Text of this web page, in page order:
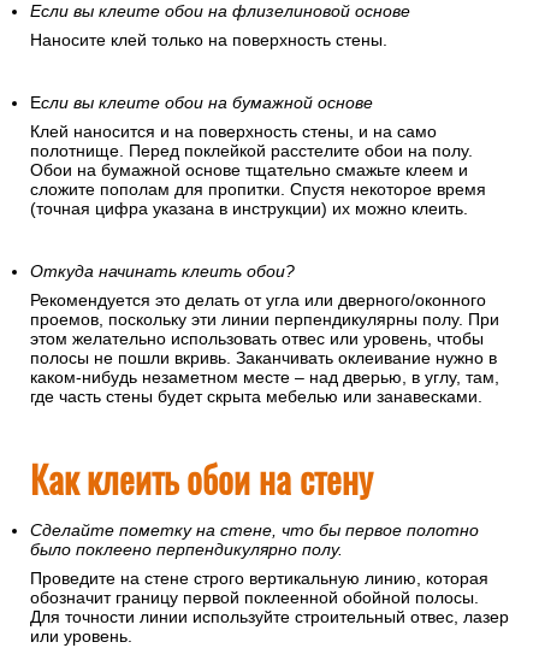
Если вы клеите обои на флизелиновой основе
Наносите клей только на поверхность стены.
Если вы клеите обои на бумажной основе
Клей наносится и на поверхность стены, и на само
полотнище. Перед поклейкой расстелите обои на полу.
Обои на бумажной основе тщательно смажьте клеем и
сложите пополам для пропитки. Спустя некоторое время
(точная цифра указана в инструкции) их можно клеить.
Откуда начинать клеить обои?
Рекомендуется это делать от угла или дверного/оконного
проемов, поскольку эти линии перпендикулярны полу. При
этом желательно использовать отвес или уровень, чтобы
полосы не пошли вкривь. Заканчивать оклеивание нужно в
каком-нибудь незаметном месте – над дверью, в углу, там,
где часть стены будет скрыта мебелью или занавесками.
Как клеить обои на стену
Сделайте пометку на стене, что бы первое полотно
было поклеено перпендикулярно полу.
Проведите на стене строго вертикальную линию, которая
обозначит границу первой поклеенной обойной полосы.
Для точности линии используйте строительный отвес, лазер
или уровень.